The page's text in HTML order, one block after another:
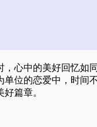
，心中的美好回忆如
单位的恋爱中，时间
篇章。